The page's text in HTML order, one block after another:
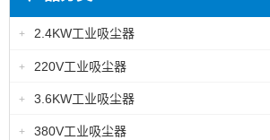
+ 2.4KW工业吸尘器
+ 220V工业吸尘器
+ 3.6KW工业吸尘器
+ 380V工业吸尘器